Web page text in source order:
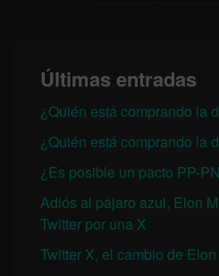
Últimas entradas
¿Quién está comprando la
¿Quién está comprando la
¿Es posible un pacto PP-
Adiós al pájaro azul, Elon
Twitter por una X
Twitter X, el cambio de